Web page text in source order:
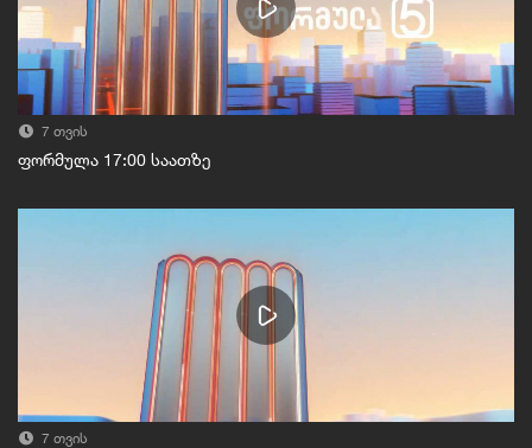
7 თვის
ფორმულა 17:00 საათზე
7 თვის